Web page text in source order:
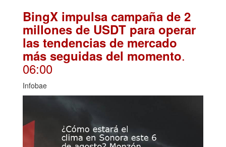
BingX impulsa campaña de 2
millones de USDT para operar
las tendencias de mercado
más seguidas del momento.
06:00
Infobae